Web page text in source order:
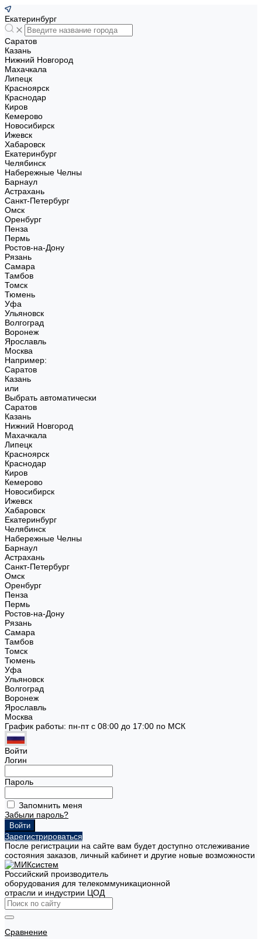
Екатеринбург
Саратов
Казань
Нижний Новгород
Махачкала
Липецк
Красноярск
Краснодар
Киров
Кемерово
Новосибирск
Ижевск
Хабаровск
Екатеринбург
Челябинск
Набережные Челны
Барнаул
Астрахань
Санкт-Петербург
Омск
Оренбург
Пенза
Пермь
Ростов-на-Дону
Рязань
Самара
Тамбов
Томск
Тюмень
Уфа
Ульяновск
Волгоград
Воронеж
Ярославль
Москва
Например:
Саратов
Казань
или
Выбрать автоматически
Саратов
Казань
Нижний Новгород
Махачкала
Липецк
Красноярск
Краснодар
Киров
Кемерово
Новосибирск
Ижевск
Хабаровск
Екатеринбург
Челябинск
Набережные Челны
Барнаул
Астрахань
Санкт-Петербург
Омск
Оренбург
Пенза
Пермь
Ростов-на-Дону
Рязань
Самара
Тамбов
Томск
Тюмень
Уфа
Ульяновск
Волгоград
Воронеж
Ярославль
Москва
График работы: пн-пт с 08:00 до 17:00 по МСК
Войти
Логин
Пароль
Запомнить меня
Забыли пароль?
Зарегистрироваться
После регистрации на сайте вам будет доступно отслеживание
состояния заказов, личный кабинет и другие новые возможности
Российский производитель
оборудования для телекоммуникационной
отрасли и индустрии ЦОД
Сравнение